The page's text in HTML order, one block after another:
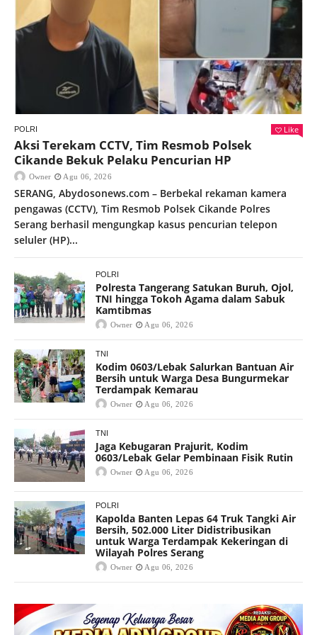
POLRI Like
Aksi Terekam CCTV, Tim Resmob Polsek
Cikande Bekuk Pelaku Pencurian HP
Owner Agu 06, 2026
SERANG, Abydosonews.com – Berbekal rekaman kamera
pengawas (CCTV), Tim Resmob Polsek Cikande Polres
Serang berhasil mengungkap kasus pencurian telepon
seluler (HP)...
POLRI
Polresta Tangerang Satukan Buruh, Ojol,
TNI hingga Tokoh Agama dalam Sabuk
Kamtibmas
Owner Agu 06, 2026
TNI
Kodim 0603/Lebak Salurkan Bantuan Air
Bersih untuk Warga Desa Bungurmekar
Terdampak Kemarau
Owner Agu 06, 2026
TNI
Jaga Kebugaran Prajurit, Kodim
0603/Lebak Gelar Pembinaan Fisik Rutin
Owner Agu 06, 2026
POLRI
Kapolda Banten Lepas 64 Truk Tangki Air
Bersih, 502.000 Liter Didistribusikan
untuk Warga Terdampak Kekeringan di
Wilayah Polres Serang
Owner Agu 06, 2026